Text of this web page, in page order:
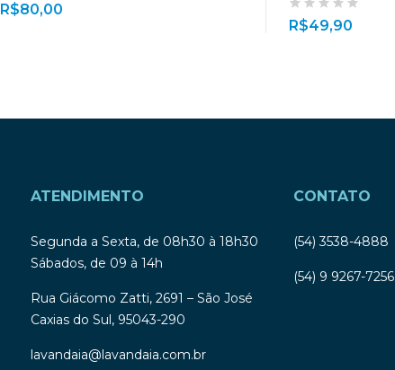
R$80,00
R$49,90
ATENDIMENTO
Segunda a Sexta, de 08h30 à 18h30
Sábados, de 09 à 14h
Rua Giácomo Zatti, 2691 – São José
Caxias do Sul, 95043-290
lavandaia@lavandaia.com.br
CONTATO
(54) 3538-4888
(54) 9 9267-7256